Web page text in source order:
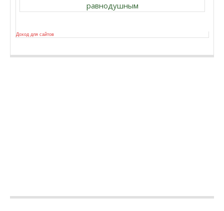
равнодушным
Доход для сайтов